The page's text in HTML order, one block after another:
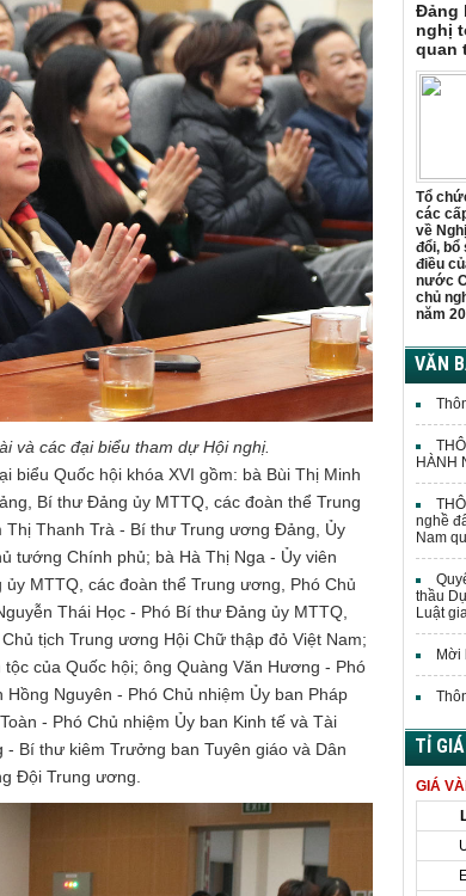
và các đại biểu tham dự Hội nghị.
Quốc hội khóa XVI gồm: bà Bùi Thị Minh
Bí thư Đảng ủy MTTQ, các đoàn thể Trung
Thanh Trà - Bí thư Trung ương Đảng, Ủy
tướng Chính phủ; bà Hà Thị Nga - Ủy viên
MTTQ, các đoàn thể Trung ương, Phó Chủ
Thái Học - Phó Bí thư Đảng ủy MTTQ,
tịch Trung ương Hội Chữ thập đỏ Việt Nam;
của Quốc hội; ông Quàng Văn Hương - Phó
Nguyên - Phó Chủ nhiệm Ủy ban Pháp
- Phó Chủ nhiệm Ủy ban Kinh tế và Tài
Bí thư kiêm Trưởng ban Tuyên giáo và Dân
Đội Trung ương.
Đảng
nghị
quan
Tổ
các
về
đổi, bổ
điều
nước
chủ
năm
VĂN
HÀNH
nghề
Nam
thầu
Luật
Mời
TỈ
GIÁ